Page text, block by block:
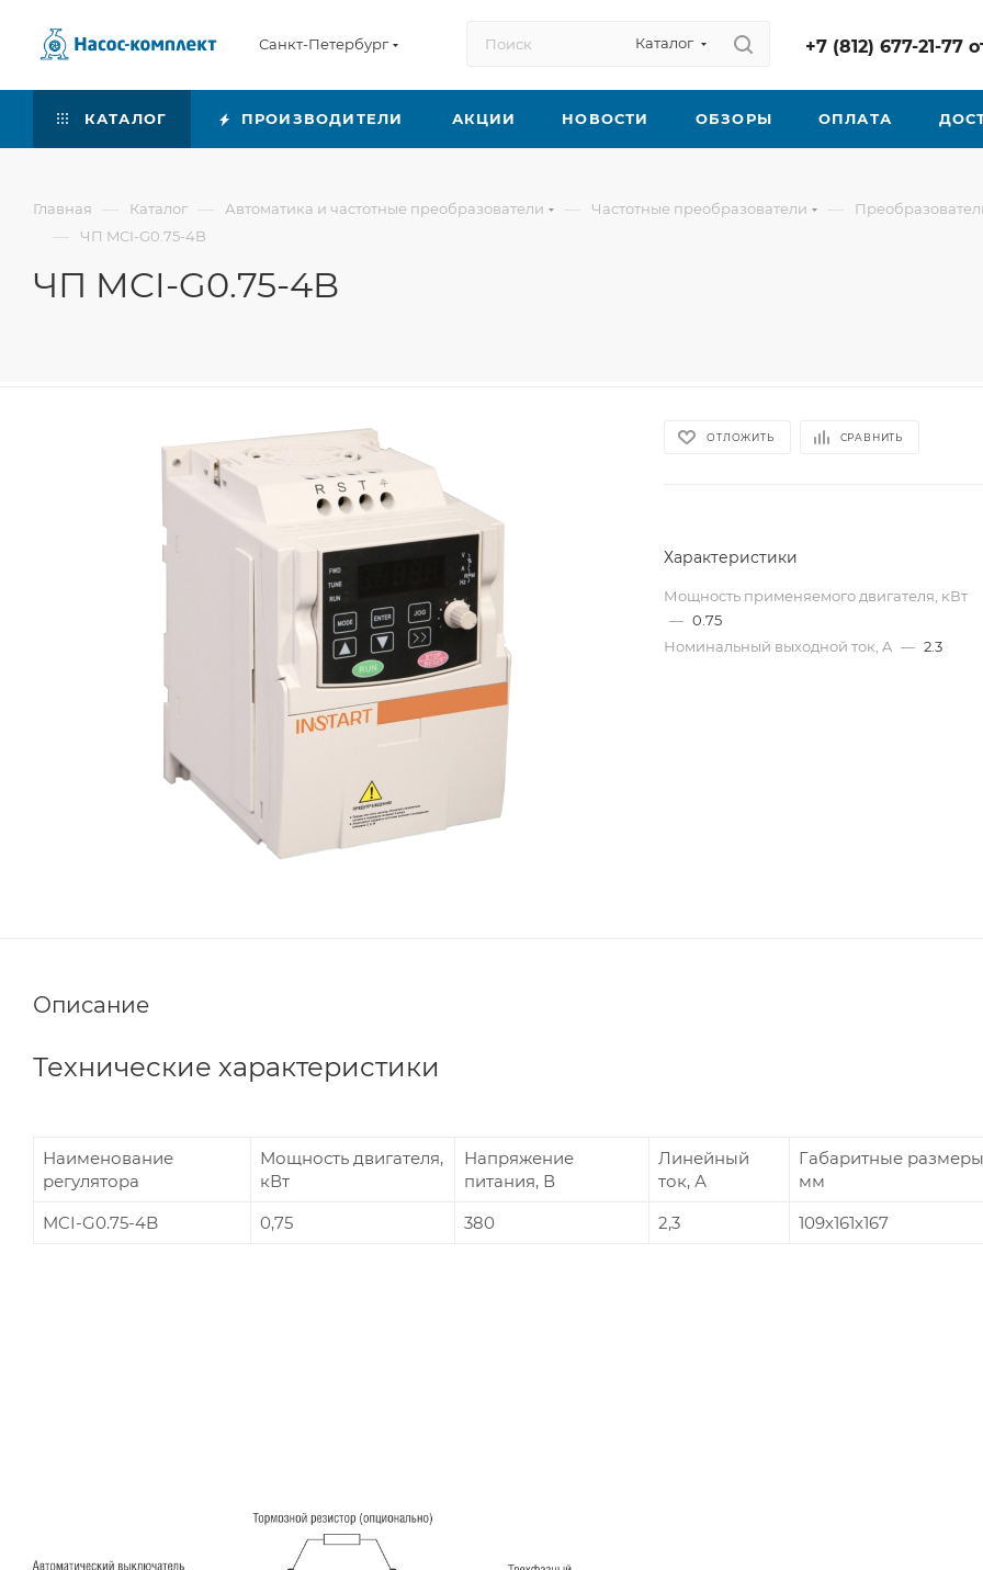
Санкт-Петербург Каталог +7 (812) 677-21-77
КАТАЛОГ ПРОИЗВОДИТЕЛИ АКЦИИ НОВОСТИ ОБЗОРЫ ОПЛАТА
Главная — Каталог — Автоматика и частотные преобразователи — Частотные преобразователи —
— ЧП MCI-G0.75-4B
ЧП MCI-G0.75-4B
ОТЛОЖИТЬ СРАВНИТЬ
Характеристики
Мощность применяемого двигателя, кВт
— 0.75
Номинальный выходной ток, A — 2.3
Описание
Технические характеристики
Наименование
регулятора
Мощность двигателя,
кВт
Напряжение
питания, В
Линейный
ток, А
Габаритные
мм
MCI-G0.75-4B
0,75 380 2,3 109х161х167